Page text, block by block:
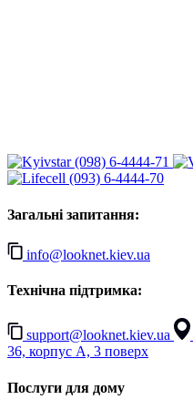
(098) 6-4444-71
(093) 6-4444-70
Загальні запитання:
info@looknet.kiev.ua
Технічна підтримка:
support@looknet.kiev.ua
36, корпус А, 3 поверх
Послуги для дому